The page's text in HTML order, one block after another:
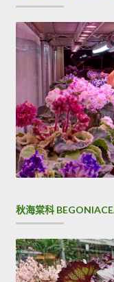
秋海棠科